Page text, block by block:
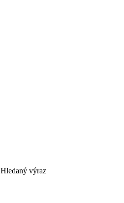
Hledaný výraz